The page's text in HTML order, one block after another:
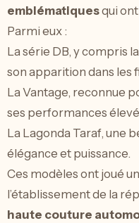
emblématiquesqui ont
Parmi eux :
La série DB, y compris
son apparition dans les
La Vantage, reconnue
ses performances
La Lagonda Taraf, une
élégance et puissance.
Ces modèles ont joué
l’établissement de la
haute couture